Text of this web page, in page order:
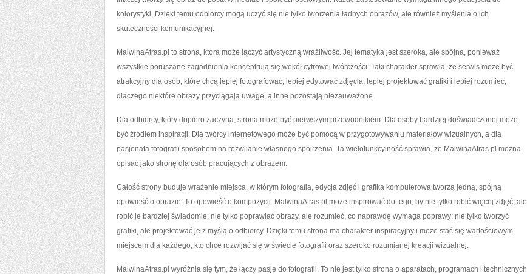
kolorystyki. Dzięki temu odbiorcy mogą uczyć się nie tylko tworzenia ładnych obrazów, ale również myślenia o ich
skuteczności komunikacyjnej.
MalwinaAtras.pl to strona, która może łączyć artystyczną wrażliwość. Jej tematyka jest szeroka, ale spójna, ponieważ
wszystkie poruszane zagadnienia koncentrują się wokół cyfrowej twórczości. Taki charakter sprawia, że serwis może być
atrakcyjny dla osób, które chcą lepiej fotografować, lepiej edytować zdjęcia, lepiej projektować grafiki i lepiej rozumieć,
dlaczego niektóre obrazy przyciągają uwagę, a inne pozostają niezauważone.
Dla odbiorcy, który dopiero zaczyna, strona może być pierwszym przewodnikiem. Dla osoby bardziej doświadczonej może
być źródłem inspiracji. Dla twórcy internetowego może być pomocą w przygotowywaniu materiałów wizualnych, a dla
pasjonata fotografii sposobem na rozwijanie własnego spojrzenia. Ta wielofunkcyjność sprawia, że MalwinaAtras.pl można
opisać jako stronę dla osób pracujących z obrazem.
Całość strony buduje wrażenie miejsca, w którym fotografia, edycja zdjęć i grafika komputerowa tworzą jedną, spójną
opowieść o obrazie. To opowieść o kompozycji. MalwinaAtras.pl może inspirować do tego, by nie tylko robić więcej zdjęć, ale
robić je bardziej świadomie; nie tylko poprawiać obrazy, ale rozumieć, co naprawdę wymaga poprawy; nie tylko tworzyć
grafiki, ale projektować je z myślą o odbiorcy. Dzięki temu strona ma charakter inspiracyjny i może stać się wartościowym
miejscem dla każdego, kto chce rozwijać się w świecie fotografii oraz szeroko rozumianej kreacji wizualnej.
MalwinaAtras.pl wyróżnia się tym, że łączy pasję do fotografii. To nie jest tylko strona o aparatach, programach i technicznych